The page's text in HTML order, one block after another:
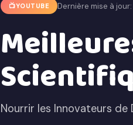
📺YOUTUBE Dernière mise à
Nourrir les Innovateurs de